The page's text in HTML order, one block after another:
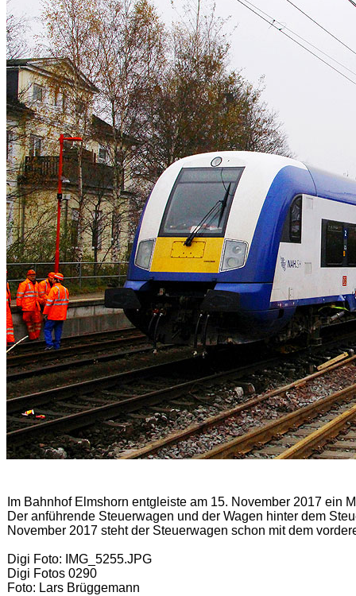
Im Bahnhof Elmshorn entgleiste am 15. November 2017 ein
Der anführende Steuerwagen und der Wagen hinter dem
November 2017 steht der Steuerwagen schon mit dem
Digi Foto: IMG_5255.JPG
Digi Fotos 0290
Foto: Lars Brüggemann